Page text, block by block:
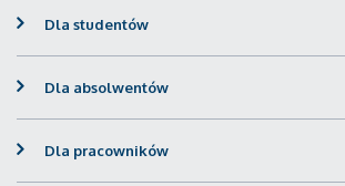
Dla studentów
Dla absolwentów
Dla pracowników